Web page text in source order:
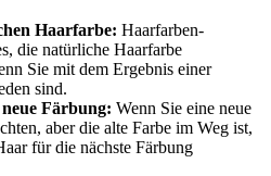
Haarfarbe: Haarfarben-
die natürliche Haarfarbe
Sie mit dem Ergebnis einer
sind.
Färbung: Wenn Sie eine neue
aber die alte Farbe im Weg ist,
für die nächste Färbung